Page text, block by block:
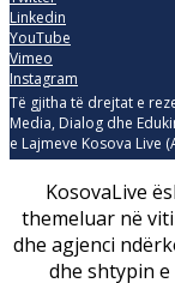
Linkedin
YouTube
Vimeo
Instagram
Të gjitha të drejtat e
Media, Dialog dhe
e Lajmeve Kosova Live
KosovaLive
themeluar në
dhe agjenci
dhe shtypin